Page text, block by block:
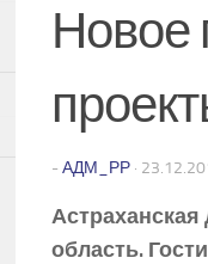
Новое
- АДМ_РР ·
Астраханская
область.